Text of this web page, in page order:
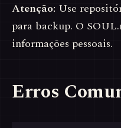
Atenção: Use
para backup. O
informações pessoais.
Erros